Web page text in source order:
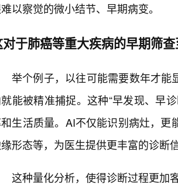
以察觉的微小结节、早期病变。
对于肺癌等重大疾病的早期筛
举个例子，以往可能需要数年才
能被精准捕捉。这种“早发现、早
生活质量。AI不仅能识别病灶，
形态等，为医生提供更丰富的诊断
这种量化分析，使得诊断过程更加